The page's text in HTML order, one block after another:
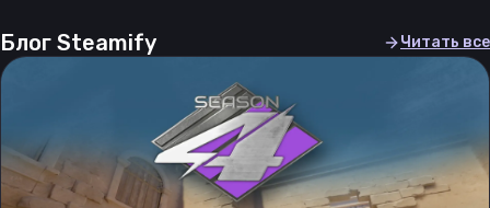
Блог Steamify Читать все